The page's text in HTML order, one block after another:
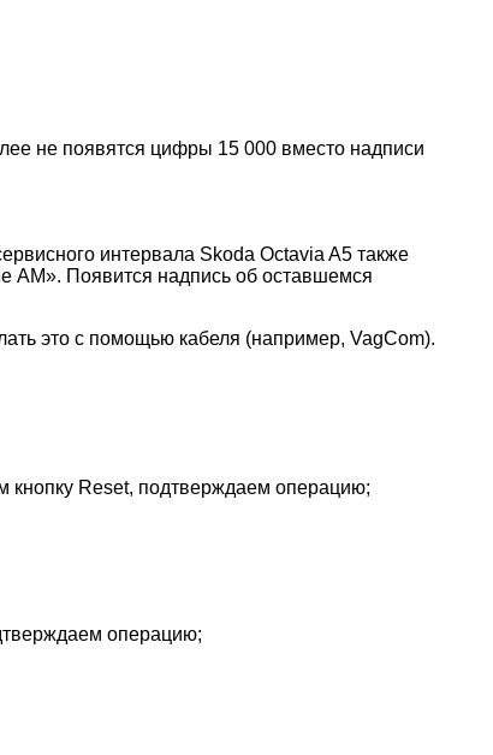
не появятся цифры 15 000 вместо надписи
интервала Skoda Octavia A5 также
АМ». Появится надпись об оставшемся
это с помощью кабеля (например, VagCom).
кнопку Reset, подтверждаем операцию;
операцию;